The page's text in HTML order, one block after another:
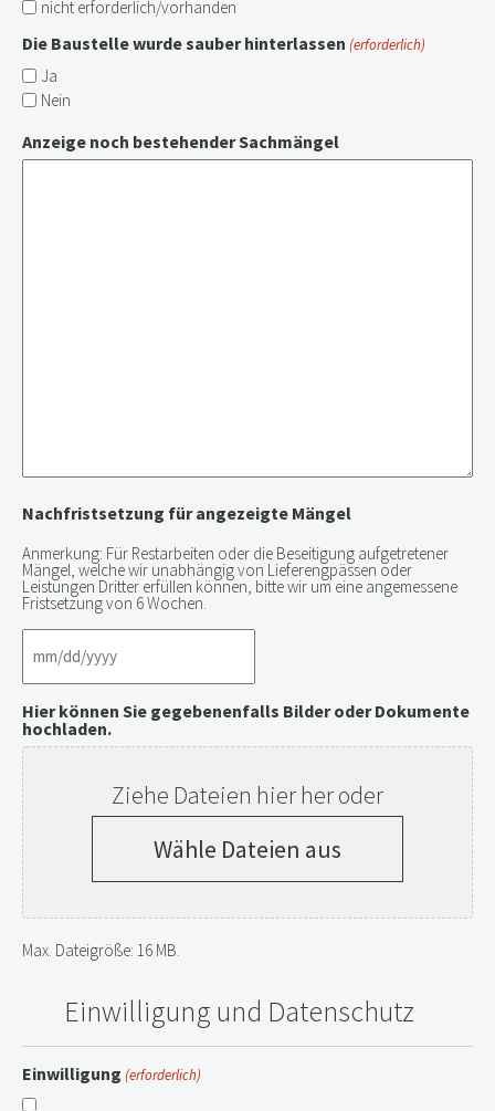
nicht erforderlich/vorhanden
Die Baustelle wurde sauber hinterlassen (erforderlich)
Ja
Nein
Anzeige noch bestehender Sachmängel
Nachfristsetzung für angezeigte Mängel
Anmerkung: Für Restarbeiten oder die Beseitigung aufgetretener
Mängel, welche wir unabhängig von Lieferengpässen oder
Leistungen Dritter erfüllen können, bitte wir um eine angemessene
Fristsetzung von 6 Wochen.
Hier können Sie gegebenenfalls Bilder oder Dokumente
hochladen.
Ziehe Dateien hier her oder
Wähle Dateien aus
Max. Dateigröße: 16 MB.
Einwilligung und Datenschutz
Einwilligung (erforderlich)